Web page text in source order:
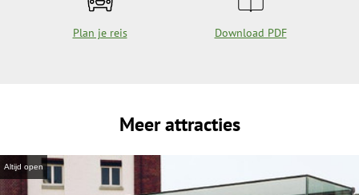
Plan je reis Download PDF
Meer attracties
Altijd open